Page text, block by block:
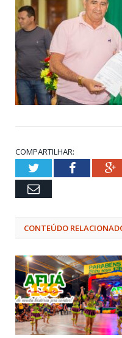
COMPARTILHAR:
TwitterFacebook
Email
CONTEÚDO